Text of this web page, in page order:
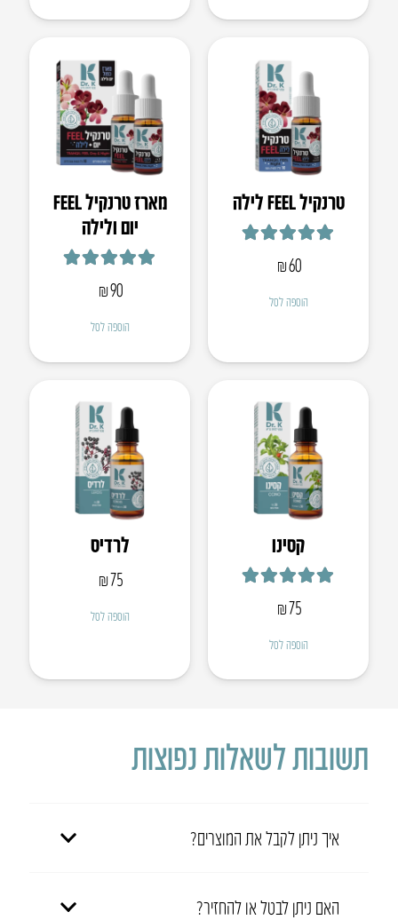
טרנקיל FEEL לילה
₪60
הוספה לסל
מארז טרנקיל FEEL
יום ולילה
₪90
הוספה לסל
קסינו
₪75
הוספה לסל
לרדיס
₪75
הוספה לסל
תשובות לשאלות נפוצות
איך ניתן לקבל את המוצרים?
האם ניתן לבטל או להחזיר?